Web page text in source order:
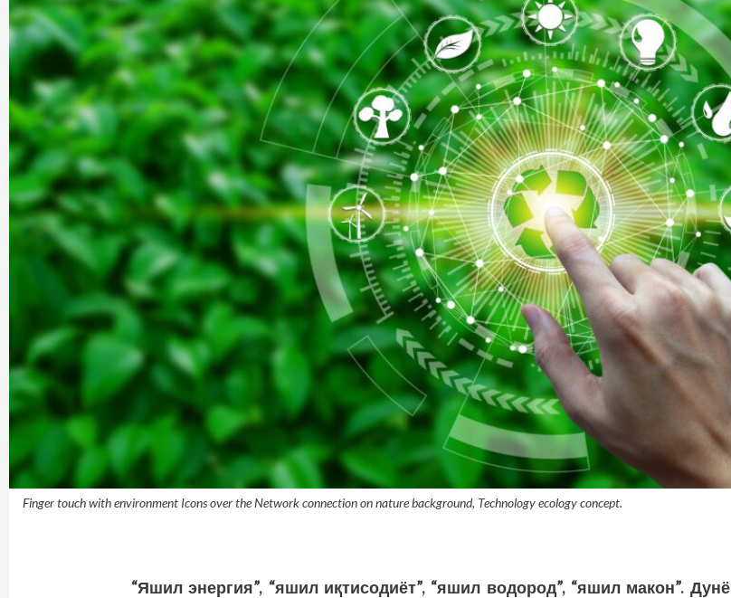
Finger touch with environment Icons over the Network connection on nature background, Technology ecology concept.
“Яшил энергия”, “яшил иқтисодиёт”, “яшил водород”, “яшил макон”. Дунё